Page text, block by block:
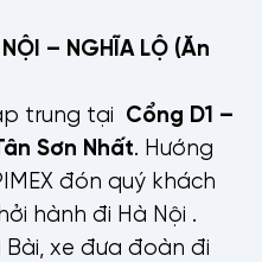
– NGHĨA LỘ (Ăn
trung tại Cổng D1 –
Sơn Nhất. Hướng
đón quý khách
hành đi Hà Nội .
xe đưa đoàn đi